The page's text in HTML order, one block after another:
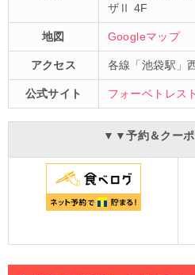
ザⅡ 4F
地図 Googleマップ
アクセス 各線「池袋駅」
公式サイト フォーベトレス
▼▼予約＆クー